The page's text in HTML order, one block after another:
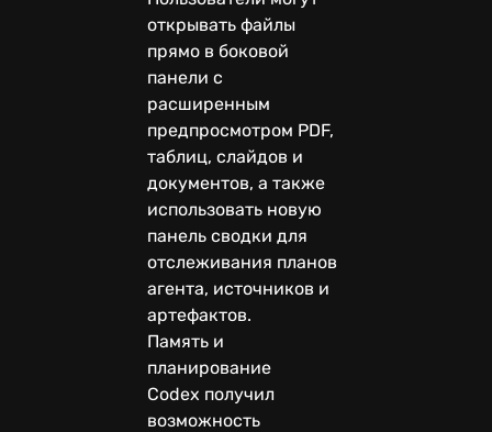
открывать файлы
прямо в боковой
панели с
расширенным
предпросмотром PDF,
таблиц, слайдов и
документов, а также
использовать новую
панель сводки для
отслеживания планов
агента, источников и
артефактов.
Память и
планирование
Codex получил
возможность